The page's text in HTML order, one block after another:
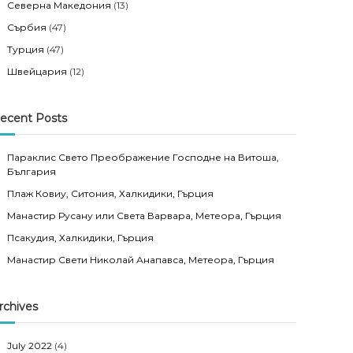
Северна Македония (13)
Сърбия (47)
Турция (47)
Швейцария (12)
Posts
Параклис Свето Преображение Господне на Витоша,
България
Плаж Ковиу, Ситония, Халкидики, Гърция
Манастир Русану или Света Варвара, Метеора, Гърция
Псакудия, Халкидики, Гърция
Манастир Свети Николай Анапавса, Метеора, Гърция
July 2022 (4)